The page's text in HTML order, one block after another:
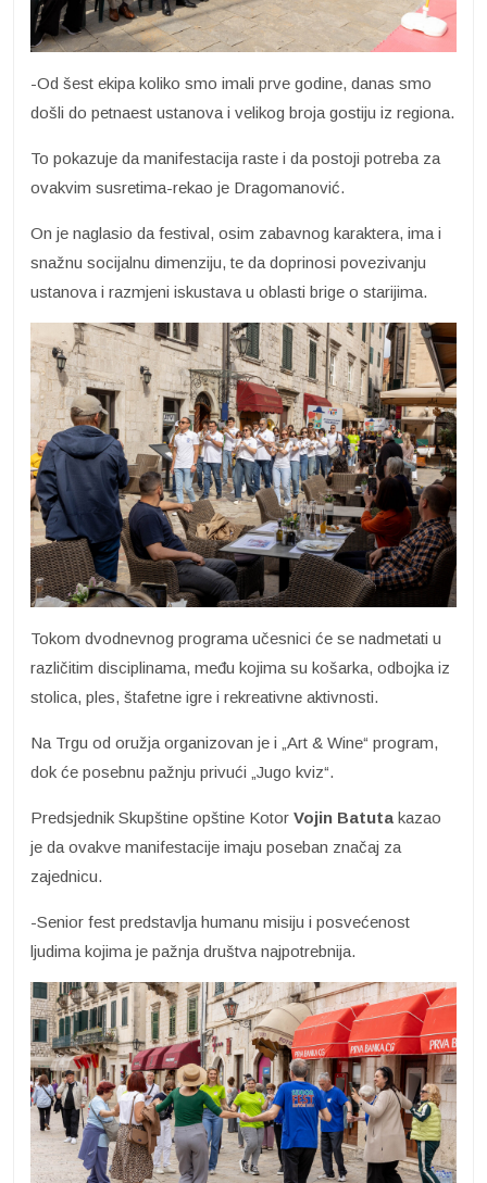
-Od šest ekipa koliko smo imali prve godine, danas smo
došli do petnaest ustanova i velikog broja gostiju iz regiona.
To pokazuje da manifestacija raste i da postoji potreba za
ovakvim susretima-rekao je Dragomanović.
On je naglasio da festival, osim zabavnog karaktera, ima i
snažnu socijalnu dimenziju, te da doprinosi povezivanju
ustanova i razmjeni iskustava u oblasti brige o starijima.
Tokom dvodnevnog programa učesnici će se nadmetati u
različitim disciplinama, među kojima su košarka, odbojka iz
stolica, ples, štafetne igre i rekreativne aktivnosti.
Na Trgu od oružja organizovan je i „Art & Wine“ program,
dok će posebnu pažnju privući „Jugo kviz“.
Predsjednik Skupštine opštine Kotor Vojin Batuta kazao
je da ovakve manifestacije imaju poseban značaj za
zajednicu.
-Senior fest predstavlja humanu misiju i posvećenost
ljudima kojima je pažnja društva najpotrebnija.